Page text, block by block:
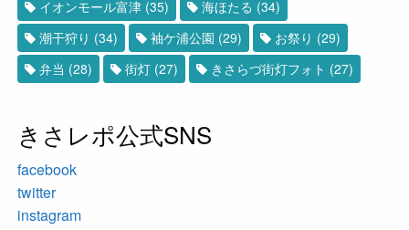
イオンモール富津 (35) 海ほたる (34)
潮干狩り (34) 袖ケ浦公園 (29) お祭り (29)
弁当 (28) 街灯 (27) きさらづ街灯フォト (27)
きさレポ公式SNS
facebook
twitter
instagram